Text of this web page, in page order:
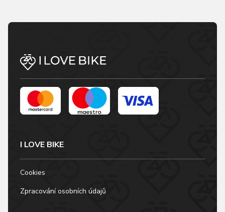
I LOVE BIKE
Cookies
Zpracování osobních údajů